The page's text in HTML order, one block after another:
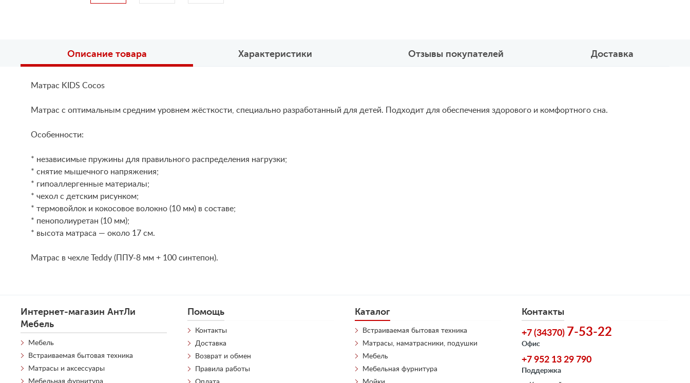
Описание товара Характеристики Отзывы покупателей Доставка
Матрас KIDS Cocos
Матрас с оптимальным средним уровнем жёсткости, специально разработанный для детей. Подходит для обеспечения здорового и комфортного сна.
Особенности:
* независимые пружины для правильного распределения нагрузки;
* снятие мышечного напряжения;
* гипоаллергенные материалы;
* чехол с детским рисунком;
* термовойлок и кокосовое волокно (10 мм) в составе;
* пенополиуретан (10 мм);
* высота матраса — около 17 см.
Матрас в чехле Teddy (ППУ-8 мм + 100 синтепон).
Интернет-магазин АнтЛи
Мебель
Мебель
Встраиваемая бытовая техника
Матрасы и аксессуары
Мебельная фурнитура
Помощь
Контакты
Доставка
Возврат и обмен
Правила работы
Контакты
+7 (34370) 7-53-22
Офис
+7 952 13 29 790
Поддержка
Каталог
Встраиваемая бытовая техника
Матрасы, наматрасники, подушки
Мебель
Мебельная фурнитура